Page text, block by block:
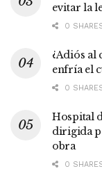
evitar la
0
¿Adiós al
enfría el
0
Hospital
dirigida
obra
0